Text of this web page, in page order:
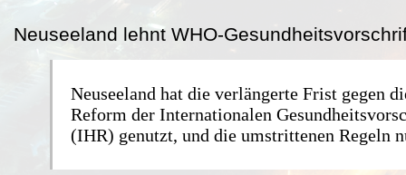
Neuseeland lehnt WHO-
Neuseeland hat die verlängerte Frist gegen
Reform der Internationalen
(IHR) genutzt, und die umstrittenen Regeln